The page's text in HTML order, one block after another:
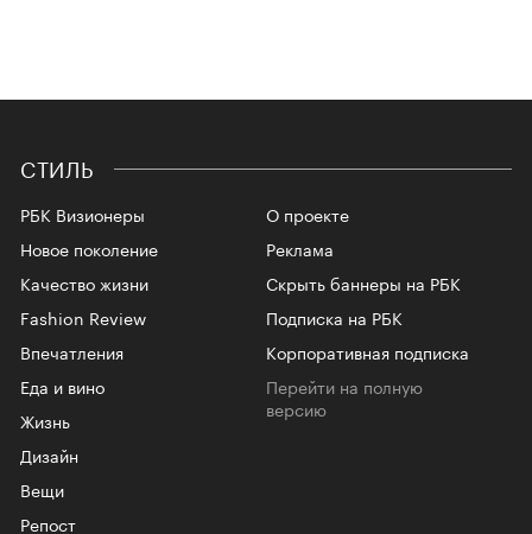
СТИЛЬ
РБК Визионеры
Новое поколение
Качество жизни
Fashion Review
Впечатления
Еда и вино
Жизнь
Дизайн
Вещи
Репост
О проекте
Реклама
Скрыть баннеры на РБК
Подписка на РБК
Корпоративная подписка
Перейти на полную
версию